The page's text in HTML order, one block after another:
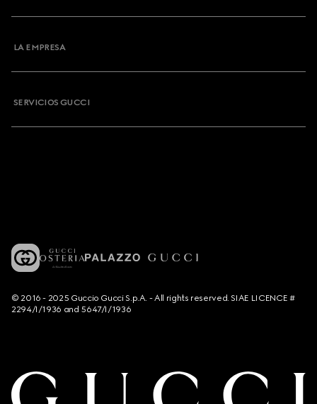
LA EMPRESA
SERVICIOS GUCCI
© 2016 - 2025 Guccio Gucci S.p.A. - All rights reserved. SIAE LICENCE #
2294/I/1936 and 5647/I/1936